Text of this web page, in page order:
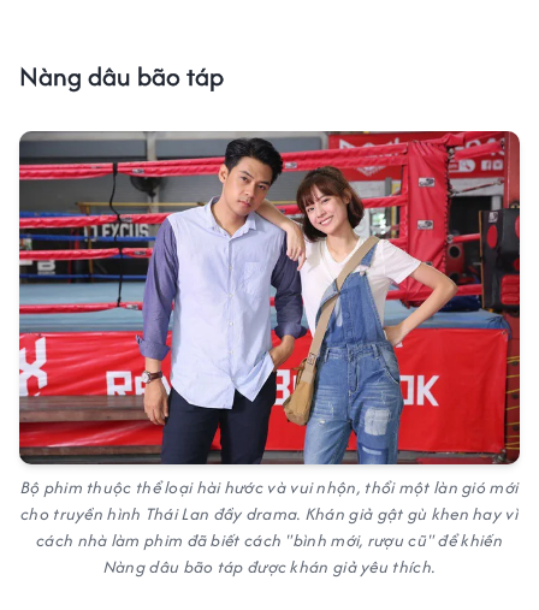
Nàng dâu bão táp
Bộ phim thuộc thể loại hài hước và vui nhộn, thổi một làn gió mới
cho truyền hình Thái Lan đầy drama. Khán giả gật gù khen hay vì
cách nhà làm phim đã biết cách "bình mới, rượu cũ" để khiến
Nàng dâu bão táp được khán giả yêu thích.